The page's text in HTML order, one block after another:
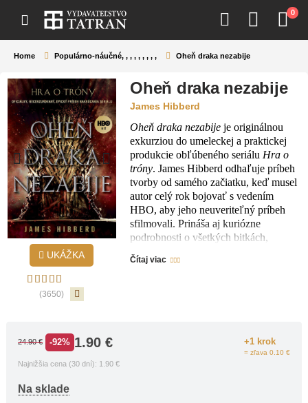
0
Home Populárno-náučné, , , , , , , , , Oheň draka nezabije
UKÁŽKA
(3650)
Oheň draka nezabije
James Hibberd
Oheň draka nezabije je originálnou
exkurziou do umeleckej a praktickej
produkcie obľúbeného seriálu Hra o
tróny. James Hibberd odhaľuje príbeh
tvorby od samého začiatku, keď musel
autor celý rok bojovať s vedením
HBO, aby jeho neuveriteľný príbeh
sfilmovali. Prináša aj kuriózne
podrobnosti o všetkých bitkách,
jednotlivých scén. V knihe nájdeme 50
Čítaj viac
24.90€ -92% 1.90 €
Najnižšia cena (30 dní): 1.90 €
+1 krok
= zľava 0.10 €
Na sklade